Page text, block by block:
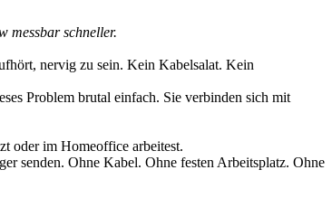
messbar schneller.
nervig zu sein. Kein Kabelsalat. Kein
Problem brutal einfach. Sie verbinden sich mit
oder im Homeoffice arbeitest.
senden. Ohne Kabel. Ohne festen Arbeitsplatz. Ohne